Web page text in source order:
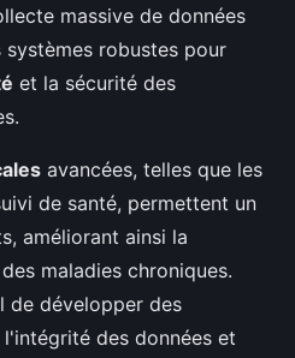
massive de données
systèmes robustes pour
et la sécurité des
avancées, telles que les
de santé, permettent un
améliorant ainsi la
maladies chroniques.
de développer des
des données et